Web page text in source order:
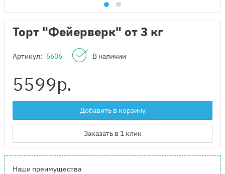
Торт "Фейерверк" от 3 кг
Артикул: 5606 В наличии
5599р.
Добавить в корзину
Заказать в 1 клик
Наши преимущества